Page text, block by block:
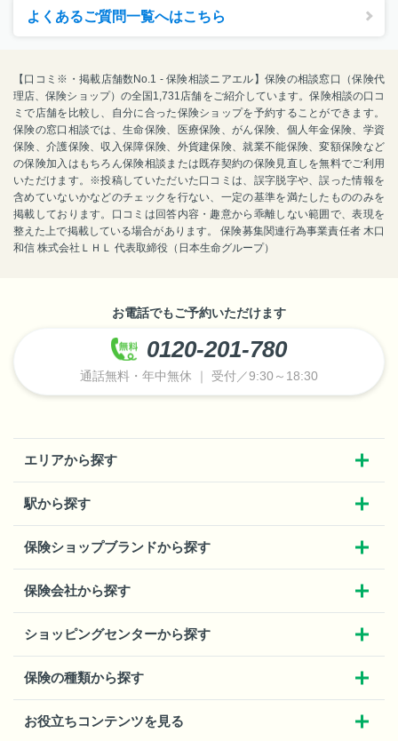
よくあるご質問一覧へはこちら
【口コミ※・掲載店舗数No.1 - 保険相談ニアエル】保険の相談窓口（保険代
理店、保険ショップ）の全国1,731店舗をご紹介しています。保険相談の口コ
ミで店舗を比較し、自分に合った保険ショップを予約することができます。
保険の窓口相談では、生命保険、医療保険、がん保険、個人年金保険、学資
保険、介護保険、収入保障保険、外貨建保険、就業不能保険、変額保険など
の保険加入はもちろん保険相談または既存契約の保険見直しを無料でご利用
いただけます。※投稿していただいた口コミは、誤字脱字や、誤った情報を
含めていないかなどのチェックを行ない、一定の基準を満たしたもののみを
掲載しております。口コミは回答内容・趣意から乖離しない範囲で、表現を
整えた上で掲載している場合があります。 保険募集関連行為事業責任者 木口
和信 株式会社ＬＨＬ 代表取締役（日本生命グループ）
お電話でもご予約いただけます
0120-201-780
通話無料・年中無休 ｜ 受付／9:30～18:30
エリアから探す
駅から探す
保険ショップブランドから探す
保険会社から探す
ショッピングセンターから探す
保険の種類から探す
お役立ちコンテンツを見る